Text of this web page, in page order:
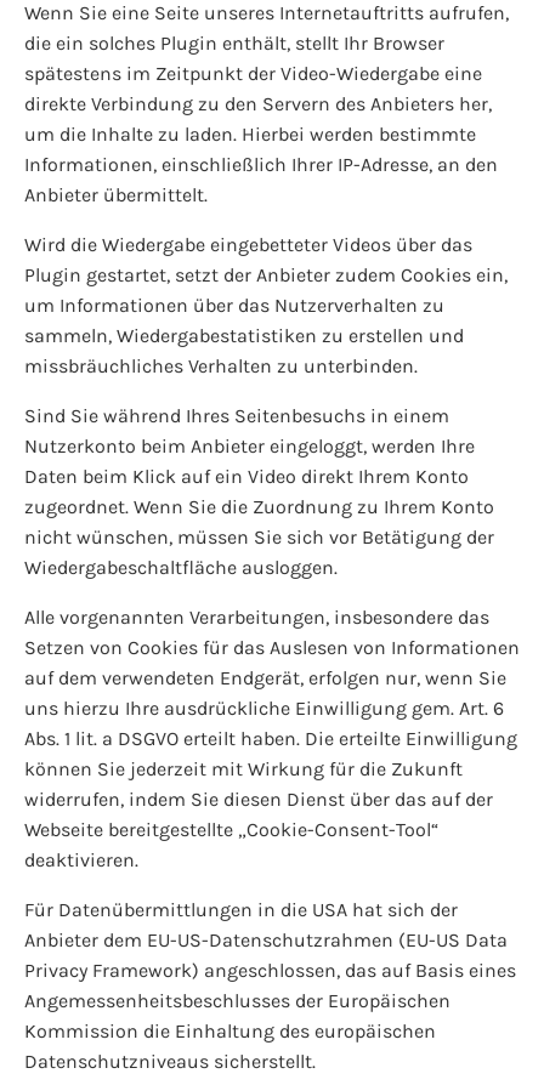
Wenn Sie eine Seite unseres Internetauftritts aufrufen,
die ein solches Plugin enthält, stellt Ihr Browser
spätestens im Zeitpunkt der Video-Wiedergabe eine
direkte Verbindung zu den Servern des Anbieters her,
um die Inhalte zu laden. Hierbei werden bestimmte
Informationen, einschließlich Ihrer IP-Adresse, an den
Anbieter übermittelt.
Wird die Wiedergabe eingebetteter Videos über das
Plugin gestartet, setzt der Anbieter zudem Cookies ein,
um Informationen über das Nutzerverhalten zu
sammeln, Wiedergabestatistiken zu erstellen und
missbräuchliches Verhalten zu unterbinden.
Sind Sie während Ihres Seitenbesuchs in einem
Nutzerkonto beim Anbieter eingeloggt, werden Ihre
Daten beim Klick auf ein Video direkt Ihrem Konto
zugeordnet. Wenn Sie die Zuordnung zu Ihrem Konto
nicht wünschen, müssen Sie sich vor Betätigung der
Wiedergabeschaltfläche ausloggen.
Alle vorgenannten Verarbeitungen, insbesondere das
Setzen von Cookies für das Auslesen von Informationen
auf dem verwendeten Endgerät, erfolgen nur, wenn Sie
uns hierzu Ihre ausdrückliche Einwilligung gem. Art. 6
Abs. 1 lit. a DSGVO erteilt haben. Die erteilte Einwilligung
können Sie jederzeit mit Wirkung für die Zukunft
widerrufen, indem Sie diesen Dienst über das auf der
Webseite bereitgestellte „Cookie-Consent-Tool“
deaktivieren.
Für Datenübermittlungen in die USA hat sich der
Anbieter dem EU-US-Datenschutzrahmen (EU-US Data
Privacy Framework) angeschlossen, das auf Basis eines
Angemessenheitsbeschlusses der Europäischen
Kommission die Einhaltung des europäischen
Datenschutzniveaus sicherstellt.